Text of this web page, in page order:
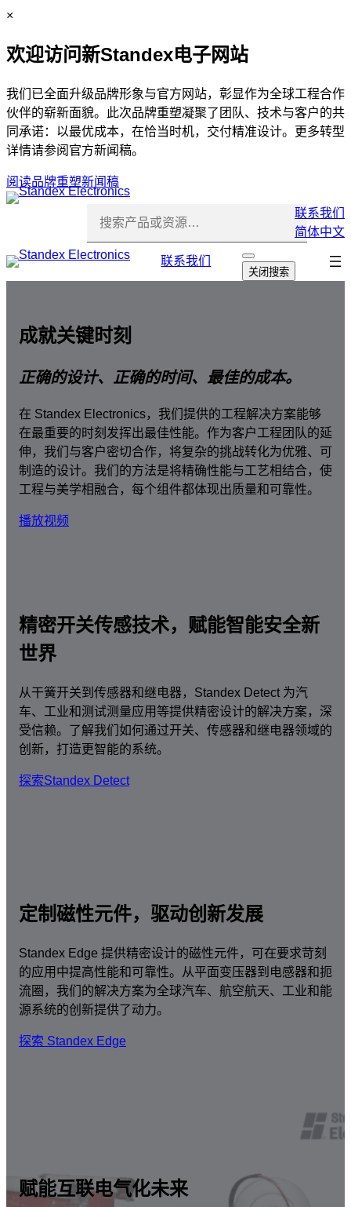
跳
内
C
o
e
×
欢迎访问新Standex电子网站
我们已全面升级品牌形象与官方网站，彰显作为全球工程合作
伙伴的崭新面貌。此次品牌重塑凝聚了团队、技术与客户的共
同承诺：以最优成本，在恰当时机，交付精准设计。更多转型
详情请参阅官方新闻稿。
阅读品牌重塑新闻稿
联系我们
简体中文
联系我们
打
开
关闭搜索
跳
过
成就关键时刻
正确的设计、正确的时间、最佳的成本。
在 Standex Electronics，我们提供的工程解决方案能够
在最重要的时刻发挥出最佳性能。作为客户工程团队的延
伸，我们与客户密切合作，将复杂的挑战转化为优雅、可
制造的设计。我们的方法是将精确性能与工艺相结合，使
工程与美学相融合，每个组件都体现出质量和可靠性。
播放视频
精密开关传感技术，赋能智能安全新
世界
从干簧开关到传感器和继电器，Standex Detect 为汽
车、工业和测试测量应用等提供精密设计的解决方案，深
受信赖。了解我们如何通过开关、传感器和继电器领域的
创新，打造更智能的系统。
探索Standex Detect
定制磁性元件，驱动创新发展
Standex Edge 提供精密设计的磁性元件，可在要求苛刻
的应用中提高性能和可靠性。从平面变压器到电感器和扼
流圈，我们的解决方案为全球汽车、航空航天、工业和能
源系统的创新提供了动力。
探索 Standex Edge
赋能互联电气化未来